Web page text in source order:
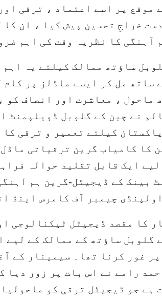
موقع پر اسے اعتماد ، ترقی
خراجِ تحسین پیش کیا ، ان کا
آہنگی کا نظریہ وقت کی اہم
ساؤتھ ممالک کیلئے یہ
ساتھ مل کر ایسے ماڈلز پر
ماحول ، معاشرت اور انصاف کو
نے چین کے گلوبل ڈویلپمنٹ
کیلئے تعمیر و ترقی
کا کامیاب گرین ترقیاتی
لیے ایک قابل تقلید حوالہ
بینک کے ڈیجیٹل-گرین ہم
چیمبر آف کامرس اینڈ
کا مقصد ڈیجیٹل ٹیکنالوجی
گلوبل ساؤتھ کے ممالک کے لیے
غور کرنا تھا۔ سیمینار کے
رامے نے اس بات پر زور دیا
ہے جو ڈیجیٹل ترقی کو